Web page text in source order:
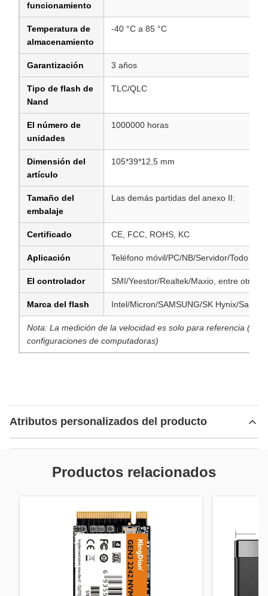
funcionamiento
Temperatura de
almacenamiento
-40 °C a 85 °C
Garantización 3 años
Tipo de flash de
Nand
TLC/QLC
El número de
unidades
1000000 horas
Dimensión del
artículo
105*39*12,5 mm
Tamaño del
embalaje
Las demás partidas del anexo II:
Certificado CE, FCC, ROHS, KC
Aplicación Teléfono móvil/PC/NB/Servidor/Todo en
El controlador SMI/Yeestor/Realtek/Maxio, entre otros
Marca del flash Intel/Micron/SAMSUNG/SK Hynix/
Nota: La medición de la velocidad es solo para referencia (la
configuraciones de computadoras)
Atributos personalizados del producto
Productos relacionados